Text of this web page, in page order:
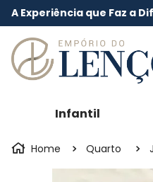
A Experiência que Faz a
Infantil
Quarto